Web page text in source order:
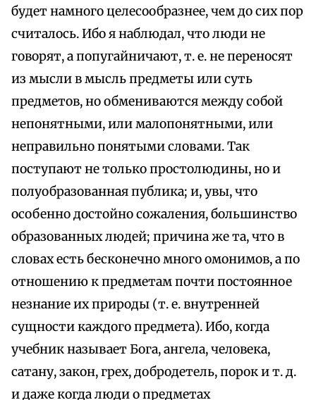
будет намного целесообразнее, чем до сих пор
считалось. Ибо я наблюдал, что люди не
говорят, а попугайничают, т. е. не переносят
из мысли в мысль предметы или суть
предметов, но обмениваются между собой
непонятными, или малопонятными, или
неправильно понятыми словами. Так
поступают не только простолюдины, но и
полуобразованная публика; и, увы, что
особенно достойно сожаления, большинство
образованных людей; причина же та, что в
словах есть бесконечно много омонимов, а по
отношению к предметам почти постоянное
незнание их природы (т. е. внутренней
сущности каждого предмета). Ибо, когда
учебник называет Бога, ангела, человека,
сатану, закон, грех, добродетель, порок и т. д.
и даже когда люди о предметах